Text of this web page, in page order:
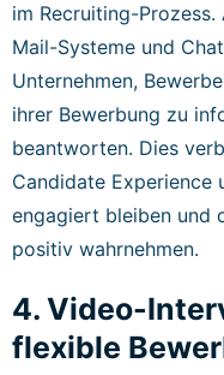
im Recruiting-
Mail-Systeme und
Unternehmen,
ihrer Bewerbung zu
beantworten. Dies
Candidate Experience
engagiert bleiben und
positiv wahrnehmen.
4. Video-
flexible